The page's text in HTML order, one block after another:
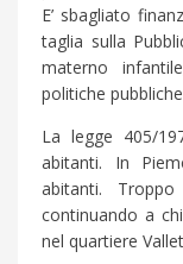
E’ sbagliato
taglia sulla
materno
politiche
La legge 405/
abitanti. In
abitanti.
continuando a
nel quartiere